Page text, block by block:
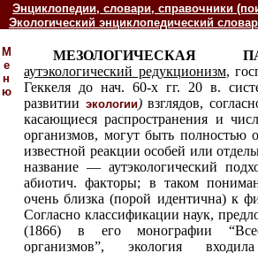
Энциклопедии, словари, справочники
Экологический энциклопедический
М
е
н
ю
МЕЗОЛОГИЧЕСКАЯ
аутэкологический редукционизм,
Геккеля до нач. 60-х гг. 20 в.
развитии экологии) взглядов,
касающиеся распространения и
организмов, могут быть полностью
известной реакции особей или
название — аутэкологический
абиотич. факторы; в таком
очень близка (порой идентична) к
Согласно классификации наук,
(1866) в его монографии
организмов”, экология